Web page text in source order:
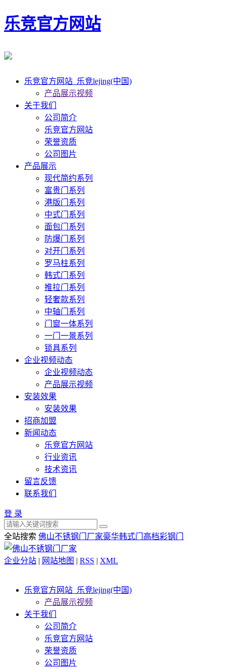
乐竞官方网站
乐竞官方网站_乐竞lejing(中国)
产品展示视频
关于我们
公司简介
乐竞官方网站
荣誉资质
公司图片
产品展示
现代简约系列
富贵门系列
港版门系列
中式门系列
面包门系列
防爆门系列
对开门系列
罗马柱系列
韩式门系列
推拉门系列
轻奢款系列
中轴门系列
门窗一体系列
一门一景系列
锁具系列
企业视频动态
企业视频动态
产品展示视频
安装效果
安装效果
招商加盟
新闻动态
乐竞官方网站
行业资讯
技术资讯
留言反馈
联系我们
登 录
全站搜索 佛山不锈钢门厂家豪华韩式门 高档彩钢门
企业分站 | 网站地图 | RSS | XML
乐竞官方网站_乐竞lejing(中国)
产品展示视频
关于我们
公司简介
乐竞官方网站
荣誉资质
公司图片